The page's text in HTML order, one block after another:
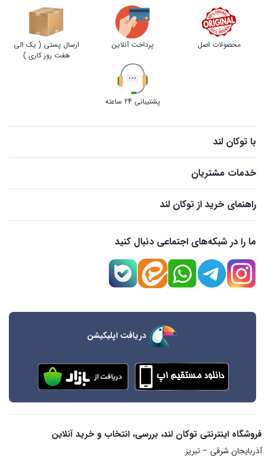
محصولات اصل پرداخت آنلاین
ارسال پستی ( یک الی
هفت روز کاری )
پشتیبانی 24 ساعته
با توکان لند
خدمات مشتریان
راهنمای خرید از توکان لند
ما را در شبکه‌های اجتماعی دنبال کنید
دریافت اپلیکیشن
فروشگاه اینترنتی توکان لند، بررسی، انتخاب و خرید آنلاین
آذربایجان شرقی – تبریز